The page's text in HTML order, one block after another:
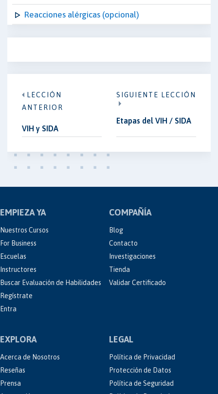
Reacciones alérgicas (opcional)
LECCIÓN
ANTERIOR
VIH y SIDA
SIGUIENTE LECCIÓN
Etapas del VIH / SIDA
EMPIEZA YA
Nuestros Cursos
For Business
Escuelas
Instructores
Buscar Evaluación de Habilidades
Regístrate
Entra
COMPAÑÍA
Blog
Contacto
Investigaciones
Tienda
Validar Certificado
EXPLORA
Acerca de Nosotros
Reseñas
Prensa
LEGAL
Política de Privacidad
Protección de Datos
Política de Seguridad